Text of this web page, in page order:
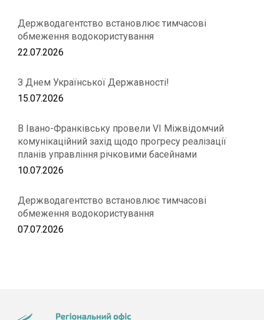
Держводагентство встановлює тимчасові
обмеження водокористування
22.07.2026
З Днем Української Державності!
15.07.2026
В Івано-Франківську провели VІ Міжвідомчий
комунікаційний захід щодо прогресу реалізації
планів управління річковими басейнами
10.07.2026
Держводагентство встановлює тимчасові
обмеження водокористування
07.07.2026